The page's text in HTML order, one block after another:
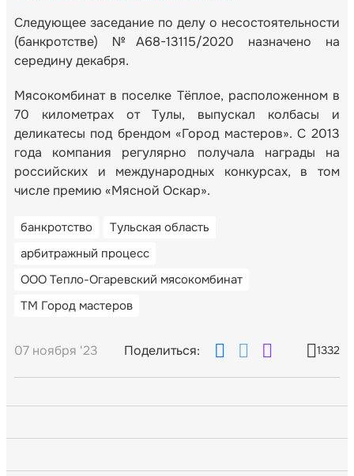
Следующее заседание по делу о несостоятельности
(банкротстве) №А68-13115/2020 назначено на
середину декабря.
Мясокомбинат в поселке Тёплое, расположенном в
70 километрах от Тулы, выпускал колбасы и
деликатесы под брендом «Город мастеров». С 2013
года компания регулярно получала награды на
российских и международных конкурсах, в том
числе премию «Мясной Оскар».
банкротство
Тульская область
арбитражный процесс
ООО Тепло-Огаревский мясокомбинат
ТМ Город мастеров
07 ноября '23 Поделиться: 1332